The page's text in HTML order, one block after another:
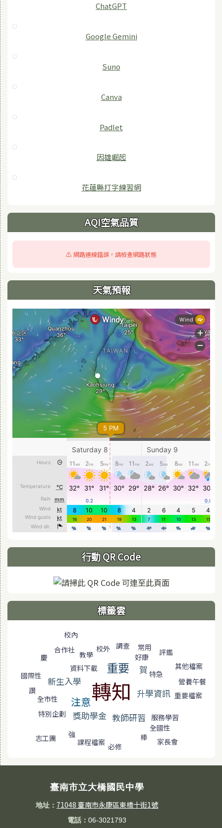
ChatGPT
‎Google Gemini
Suno
Canva
Padlet
因雄崛起
花蓮縣打字練習網
AQI空氣品質
⚠️ 網路連線錯誤，請檢查網路狀態
天氣預報
行動 QR Code
標籤雲
校內
合作社 教學
校外 調查
常用
慶
評鑑
國際性
資料下載 重要
好康
賀 其他檔案
新生入學 轉知
特急
讚
營養午餐
全市性
注意
升學資訊 重要檔案
特別企劃
獎助學金 教師研習 服務學習
志工團 強
全國性
課程檔案 必修
棒 家長會
臺南市立大橋國民中學
地址： 71048 臺南市永康區東橋十街1號
電話：06-3021793